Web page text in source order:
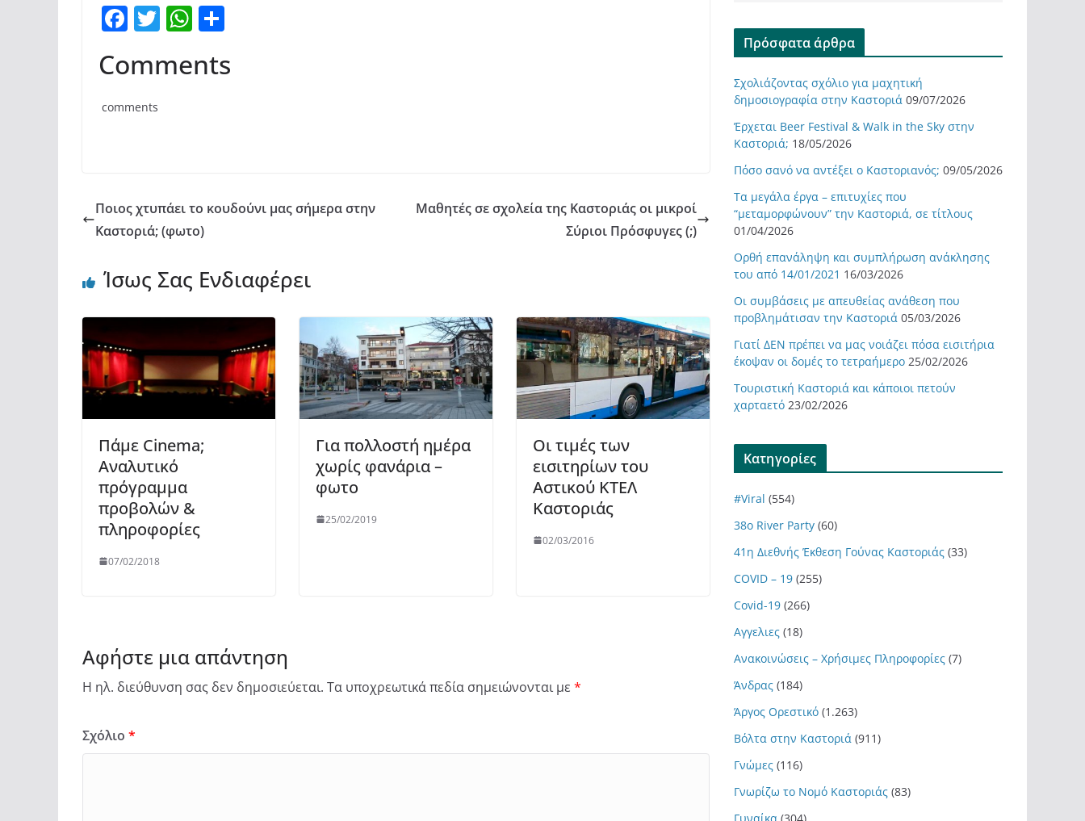
F
c
e
b
k
T
itt
W
at ρ
ε
Comments
comments
Ποιος χτυπάει το κουδούνι μας σήμερα στην
Καστοριά; (φωτο)
Μαθητές σε σχολεία της Καστοριάς οι μικροί
Σύριοι Πρόσφυγες (;)
Ίσως Σας Ενδιαφέρει
Πάμε Cinema;
Αναλυτικό
πρόγραμμα
προβολών &
πληροφορίες
07/02/2018
Για πολλοστή ημέρα
χωρίς φανάρια –
φωτο
25/02/2019
Οι τιμές των
εισιτηρίων του
Αστικού ΚΤΕΛ
Καστοριάς
02/03/2016
Αφήστε μια απάντηση
Η ηλ. διεύθυνση σας δεν δημοσιεύεται. Τα υποχρεωτικά πεδία σημειώνονται με *
Σχόλιο *
Πρόσφατα άρθρα
Σχολιάζοντας σχόλιο για μαχητική
δημοσιογραφία στην Καστοριά 09/07/2026
Έρχεται Beer Festival & Walk in the Sky στην
Καστοριά; 18/05/2026
Πόσο σανό να αντέξει ο Καστοριανός; 09/05/2026
Τα μεγάλα έργα – επιτυχίες που
“μεταμορφώνουν” την Καστοριά, σε τίτλους
01/04/2026
Ορθή επανάληψη και συμπλήρωση ανάκλησης
του από 14/01/2021 16/03/2026
Οι συμβάσεις με απευθείας ανάθεση που
προβλημάτισαν την Καστοριά 05/03/2026
Γιατί ΔΕΝ πρέπει να μας νοιάζει πόσα εισιτήρια
έκοψαν οι δομές το τετραήμερο 25/02/2026
Τουριστική Καστοριά και κάποιοι πετούν
χαρταετό 23/02/2026
Kατηγορίες
#Viral (554)
38ο River Party (60)
41η Διεθνής Έκθεση Γούνας Καστοριάς (33)
COVID – 19 (255)
Covid-19 (266)
Αγγελιες (18)
Ανακοινώσεις – Χρήσιμες Πληροφορίες (7)
Άνδρας (184)
Άργος Ορεστικό (1.263)
Βόλτα στην Καστοριά (911)
Γνώμες (116)
Γνωρίζω το Νομό Καστοριάς (83)